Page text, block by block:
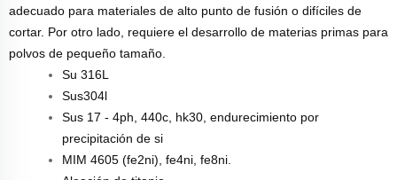
adecuado para materiales de alto punto de fusión o difíciles de
cortar. Por otro lado, requiere el desarrollo de materias primas para
polvos de pequeño tamaño.
Su 316L
Sus304l
Sus 17 - 4ph, 440c, hk30, endurecimiento por
precipitación de si
MIM 4605 (fe2ni), fe4ni, fe8ni.